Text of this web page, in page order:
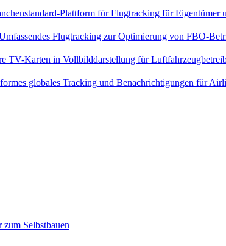
Plattform für Flugtracking für Eigentümer
Flugtracking zur Optimierung von FBO-
TV-Karten in Vollbilddarstellung für
globales Tracking und Benachrichtigungen für
Selbstbauen